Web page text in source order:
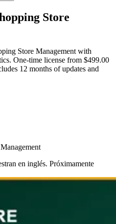
Store
Store Management with
One-time license from $499.00
12 months of updates and
en inglés. Próximamente